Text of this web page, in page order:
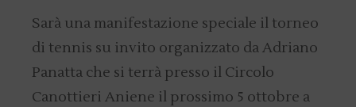
Sarà una manifestazione speciale il torneo
di tennis su invito organizzato da Adriano
Panatta che si terrà presso il Circolo
Canottieri Aniene il prossimo 5 ottobre a